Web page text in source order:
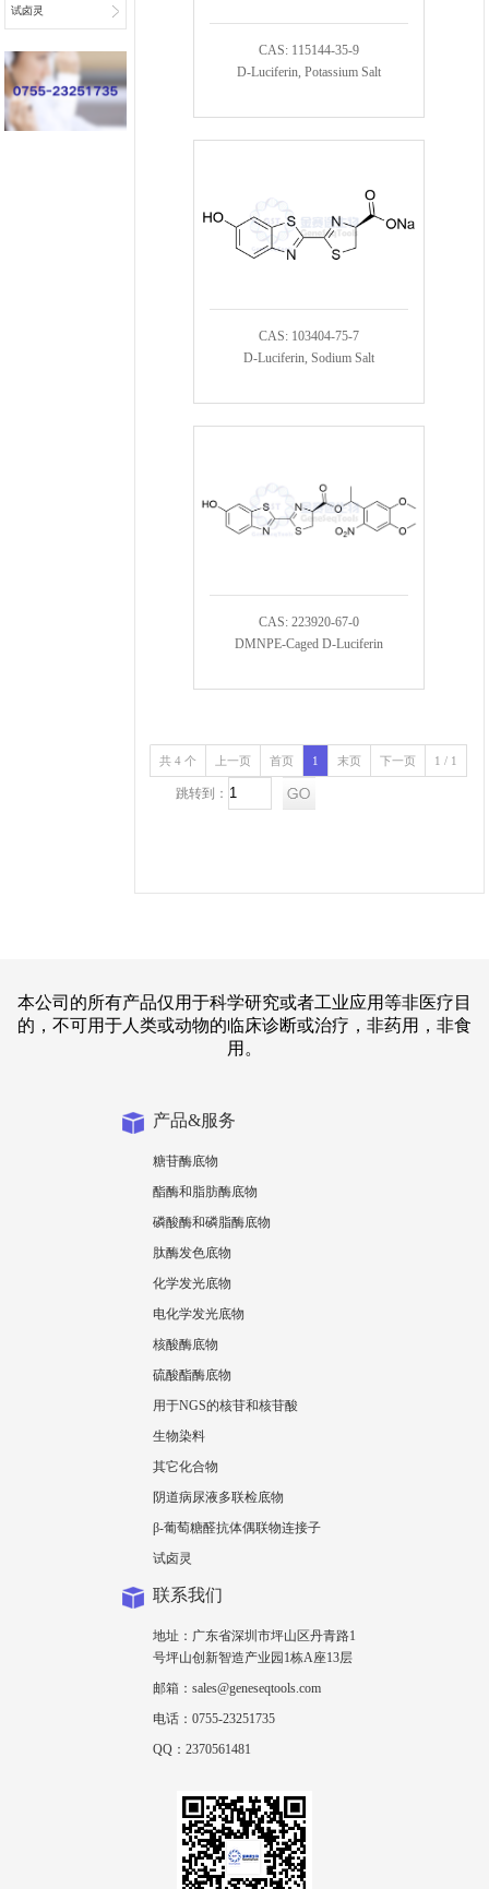
偶联物连接子
试卤灵
CAS: 115144-35-9
D-Luciferin, Potassium Salt
CAS: 103404-75-7
D-Luciferin, Sodium Salt
CAS: 223920-67-0
DMNPE-Caged D-Luciferin
共 4 个 上一页 首页 1 末页 下一页 1 / 1
跳转到：
本公司的所有产品仅用于科学研究或者工业应用等非医疗目
的，不可用于人类或动物的临床诊断或治疗，非药用，非食
用。
产品&服务
糖苷酶底物
酯酶和脂肪酶底物
磷酸酶和磷脂酶底物
肽酶发色底物
化学发光底物
电化学发光底物
核酸酶底物
硫酸酯酶底物
用于NGS的核苷和核苷酸
生物染料
其它化合物
阴道病尿液多联检底物
β-葡萄糖醛抗体偶联物连接子
试卤灵
联系我们
地址：广东省深圳市坪山区丹青路1
号坪山创新智造产业园1栋A座13层
邮箱：sales@geneseqtools.com
电话：0755-23251735
QQ：2370561481